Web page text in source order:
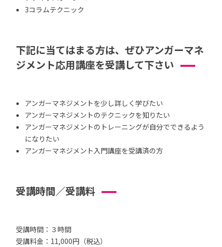
3コラムテクニック
下記に当てはまる方は、ぜひアンガーマネ
ジメント応用講座を受講して下さい
アンガーマネジメントを少し詳しく学びたい
アンガーマネジメントのテクニックを知りたい
アンガーマネジメントのトレーニングが自分でできるよう
になりたい
アンガーマネジメント入門講座を受講済の方
受講時間／受講料
受講時間：３時間
受講料金：11,000円（税込）